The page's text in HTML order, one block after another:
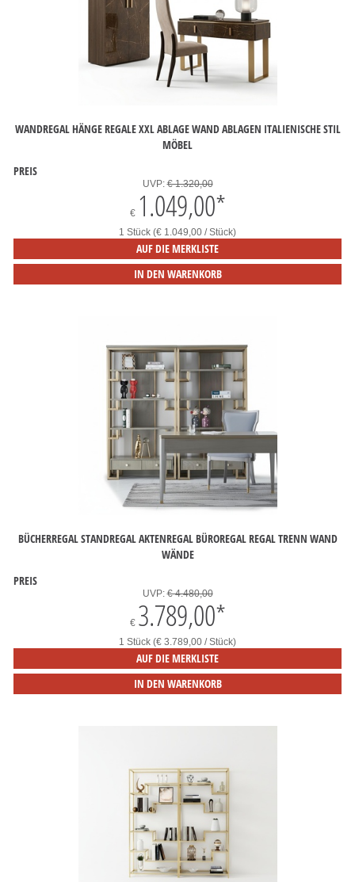
WANDREGAL HÄNGE REGALE XXL ABLAGE WAND ABLAGEN ITALIENISCHE STIL
MÖBEL
PREIS
UVP:€ 1.320,00
€ 1.049,00*
1 Stück (€ 1.049,00 / Stück)
AUF DIE MERKLISTE
IN DEN WARENKORB
BÜCHERREGAL STANDREGAL AKTENREGAL BÜROREGAL REGAL TRENN WAND
WÄNDE
PREIS
UVP:€ 4.480,00
€ 3.789,00*
1 Stück (€ 3.789,00 / Stück)
AUF DIE MERKLISTE
IN DEN WARENKORB